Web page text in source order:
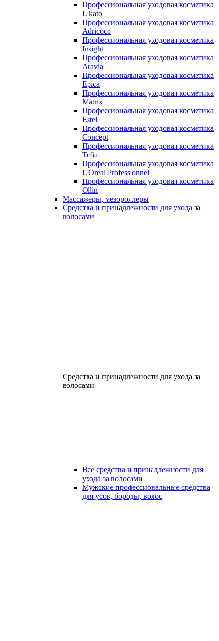
Профессиональная уходовая косметика
Likato
Профессиональная уходовая косметика
Adricoco
Профессиональная уходовая косметика
Insight
Профессиональная уходовая косметика
Aravia
Профессиональная уходовая косметика
Epica
Профессиональная уходовая косметика
Matrix
Профессиональная уходовая косметика
Estel
Профессиональная уходовая косметика
Concept
Профессиональная уходовая косметика
Tefia
Профессиональная уходовая косметика
L'Oreal Professionnel
Профессиональная уходовая косметика
Ollin
Массажеры, мезороллеры
Средства и принадлежности для ухода за
волосами
Средства и принадлежности для ухода за
волосами
Все средства и принадлежности для
ухода за волосами
Мужские профессиональные средства
для усов, бороды, волос